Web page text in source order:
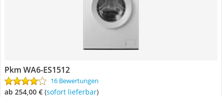
Pkm WA6-ES1512
16 Bewertungen
ab 254,00 € ( Sofort lieferbar)